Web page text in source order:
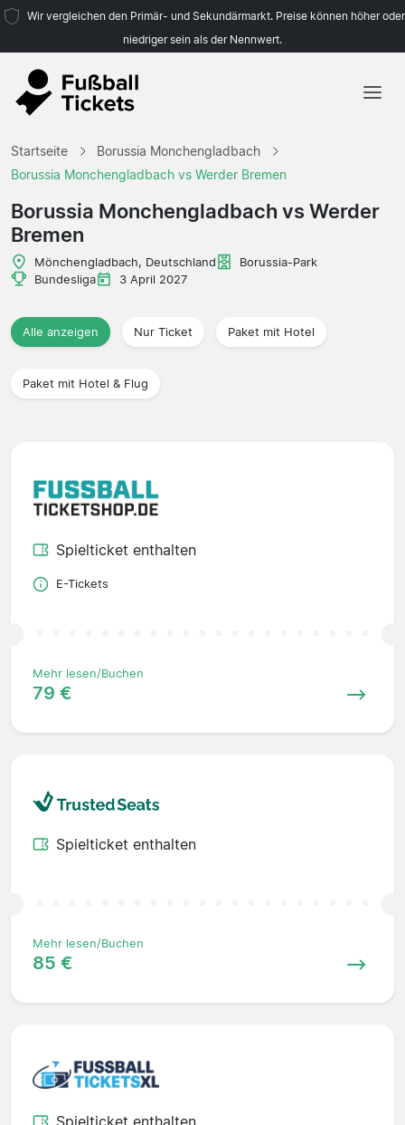
Wir vergleichen den Primär- und Sekundärmarkt. Preise können höher oder
niedriger sein als der Nennwert.
Mannschaften
Ligen
Startseite
Borussia Monchengladbach
Borussia Monchengladbach vs Werder Bremen
Borussia Monchengladbach vs Werder
Bremen
Mönchengladbach, Deutschland
Borussia-Park
Bundesliga
3 April 2027
Alle anzeigen Nur Ticket Paket mit Hotel
Paket mit Hotel & Flug
Spielticket enthalten
E-Tickets
Mehr lesen/Buchen
79 €
Spielticket enthalten
Mehr lesen/Buchen
85 €